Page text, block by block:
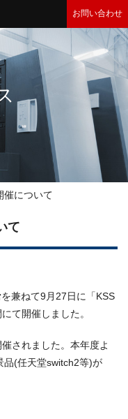
お問い合わせ
催について
て
兼ねて9月27日に「KSS
て開催しました。
されました。本年度よ
品(任天堂switch2等)が